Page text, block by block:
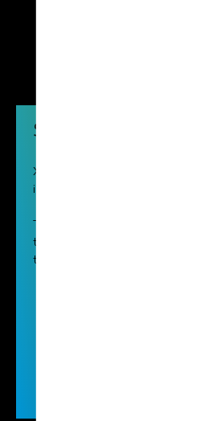
Special projects
XSun is open to discuss any
integration, required for any
The Xsun team will listen to
the feasibility of the project.
the regulation work required to